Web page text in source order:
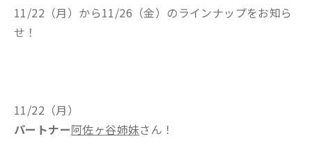
11/22（月）から11/26（金）のラインナップをお知ら
せ！
11/22（月）
パートナー阿佐ヶ谷姉妹さん！